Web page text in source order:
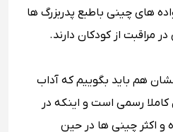
های چینی باطبع پدربزرگ ها
مراقبت از کودکان دارند.
هم باید بگوییم که آداب
رسمی است و اینکه در
و اکثر چینی ‌ها در حین